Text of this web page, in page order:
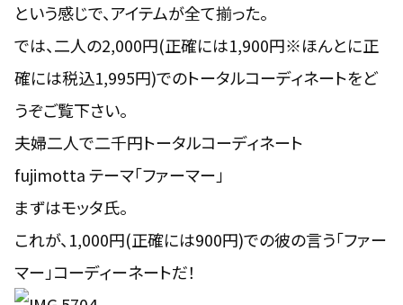
という感じで、アイテムが全て揃った。
では、二人の2,000円(正確には1,900円※ほんとに正
確には税込1,995円)でのトータルコーディネートをど
うぞご覧下さい。
夫婦二人で二千円トータルコーディネート
fujimotta テーマ「ファーマー」
まずはモッタ氏。
これが、1,000円(正確には900円)での彼の言う「ファー
マー」コーディーネートだ！